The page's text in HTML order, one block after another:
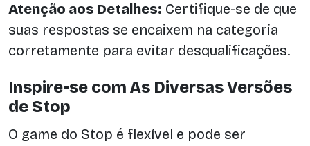
Atenção aos Detalhes: Certifique-se de que
suas respostas se encaixem na categoria
corretamente para evitar desqualificações.
Inspire-se com As Diversas Versões
de Stop
O game do Stop é flexível e pode ser